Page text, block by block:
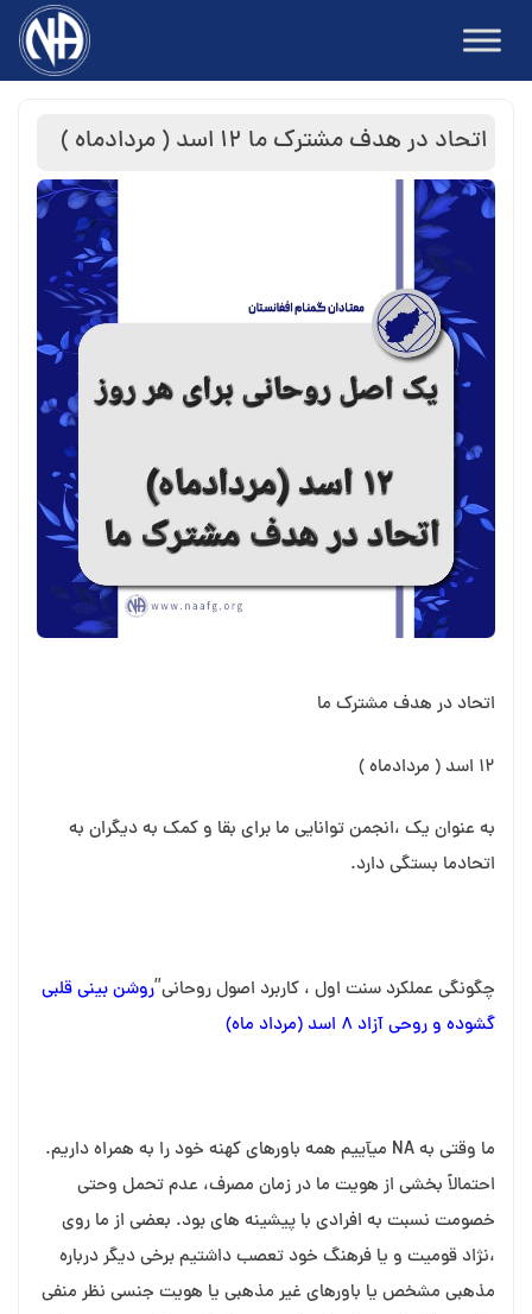
content
اتحاد در هدف مشترک ما ۱۲ اسد ( مردادماه )
اتحاد در هدف مشترک ما
۱۲ اسد ( مردادماه )
به عنوان یک ،انجمن توانایی ما برای بقا و کمک به دیگران به
اتحادما بستگی دارد.
چگونگی عملکرد سنت اول ، کاربرد اصول روحانی”روشن بینی قلبی
گشوده و روحی آزاد ۸ اسد (مرداد ماه)
ما وقتی به NA میآییم همه باورهای کهنه خود را به همراه داریم.
احتمالاً بخشی از هویت ما در زمان مصرف، عدم تحمل وحتى
خصومت نسبت به افرادی با پیشینه های بود. بعضی از ما روی
،نژاد قومیت و یا فرهنگ خود تعصب داشتیم برخی دیگر درباره
مذهبی مشخص یا باورهای غیر مذهبی یا هویت جنسی نظر منفی